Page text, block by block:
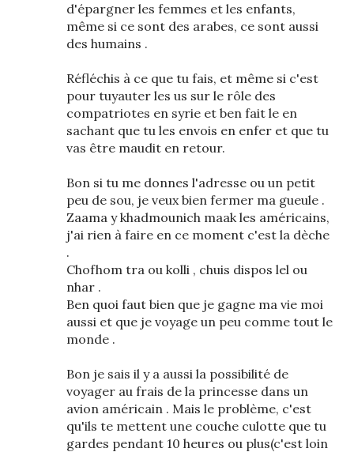
d'épargner les femmes et les enfants,
même si ce sont des arabes, ce sont aussi
des humains .
Réfléchis à ce que tu fais, et même si c'est
pour tuyauter les us sur le rôle des
compatriotes en syrie et ben fait le en
sachant que tu les envois en enfer et que tu
vas être maudit en retour.
Bon si tu me donnes l'adresse ou un petit
peu de sou, je veux bien fermer ma gueule .
Zaama y khadmounich maak les américains,
j'ai rien à faire en ce moment c'est la dèche
.
Chofhom tra ou kolli , chuis dispos lel ou
nhar .
Ben quoi faut bien que je gagne ma vie moi
aussi et que je voyage un peu comme tout le
monde .
Bon je sais il y a aussi la possibilité de
voyager au frais de la princesse dans un
avion américain . Mais le problème, c'est
qu'ils te mettent une couche culotte que tu
gardes pendant 10 heures ou plus(c'est loin